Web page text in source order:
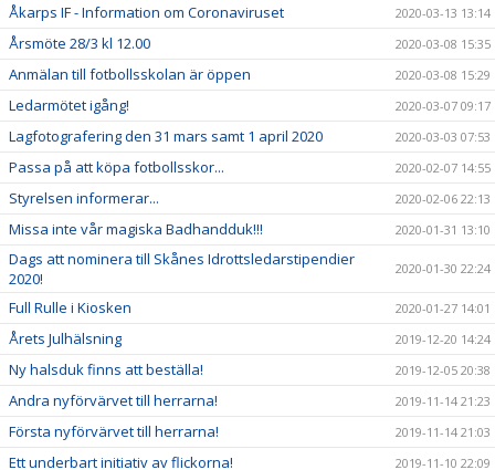
Åkarps IF - Information om Coronaviruset 2020-03-13 13:14
Årsmöte 28/3 kl 12.00 2020-03-08 15:35
Anmälan till fotbollsskolan är öppen 2020-03-08 15:29
Ledarmötet igång! 2020-03-07 09:17
Lagfotografering den 31 mars samt 1 april 2020 2020-03-03 07:53
Passa på att köpa fotbollsskor... 2020-02-07 14:55
Styrelsen informerar... 2020-02-06 22:13
Missa inte vår magiska Badhandduk!!! 2020-01-31 13:10
Dags att nominera till Skånes Idrottsledarstipendier
2020!
2020-01-30 22:24
Full Rulle i Kiosken 2020-01-27 14:01
Årets Julhälsning 2019-12-20 14:24
Ny halsduk finns att beställa! 2019-12-05 20:38
Andra nyförvärvet till herrarna! 2019-11-14 21:23
Första nyförvärvet till herrarna! 2019-11-14 21:03
Ett underbart initiativ av flickorna! 2019-11-10 22:09